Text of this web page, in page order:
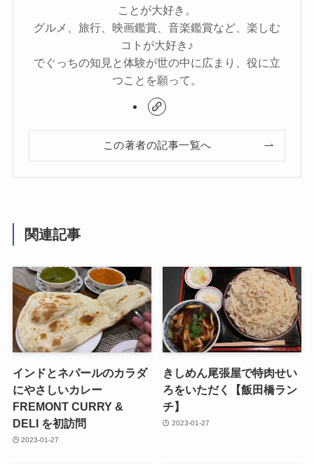
ことが大好き。
グルメ、旅行、映画鑑賞、音楽鑑賞など、楽しむ
コトが大好き♪
でぐっちの知見と体験が世の中に広まり、役に立
つことを願って。
この著者の記事一覧へ
関連記事
インドとネパールのカラダ
にやさしいカレー
FREMONT CURRY &
DELI を初訪問
2023-01-27
きしめん尾張屋で特肉せい
ろをいただく【飯田橋ラン
チ】
2023-01-27